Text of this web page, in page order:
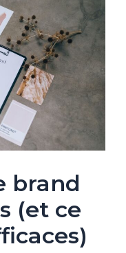
brand
(et ce